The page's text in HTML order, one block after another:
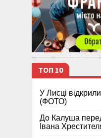
ТОП 10
У Лисці
(ФОТО)
До Калуша
Івана